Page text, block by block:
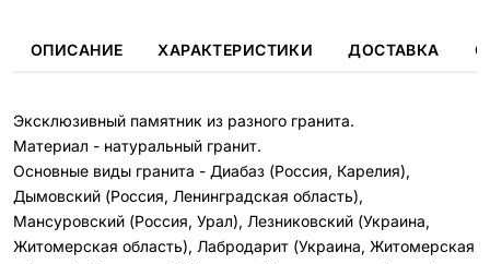
ОПИСАНИЕ ХАРАКТЕРИСТИКИ ДОСТАВКА
Эксклюзивный памятник из разного гранита.
Материал - натуральный гранит.
Основные виды гранита - Диабаз (Россия, Карелия),
Дымовский (Россия, Ленинградская область),
Мансуровский (Россия, Урал), Лезниковский (Украина,
Житомерская область), Лабродарит (Украина, Житомерская